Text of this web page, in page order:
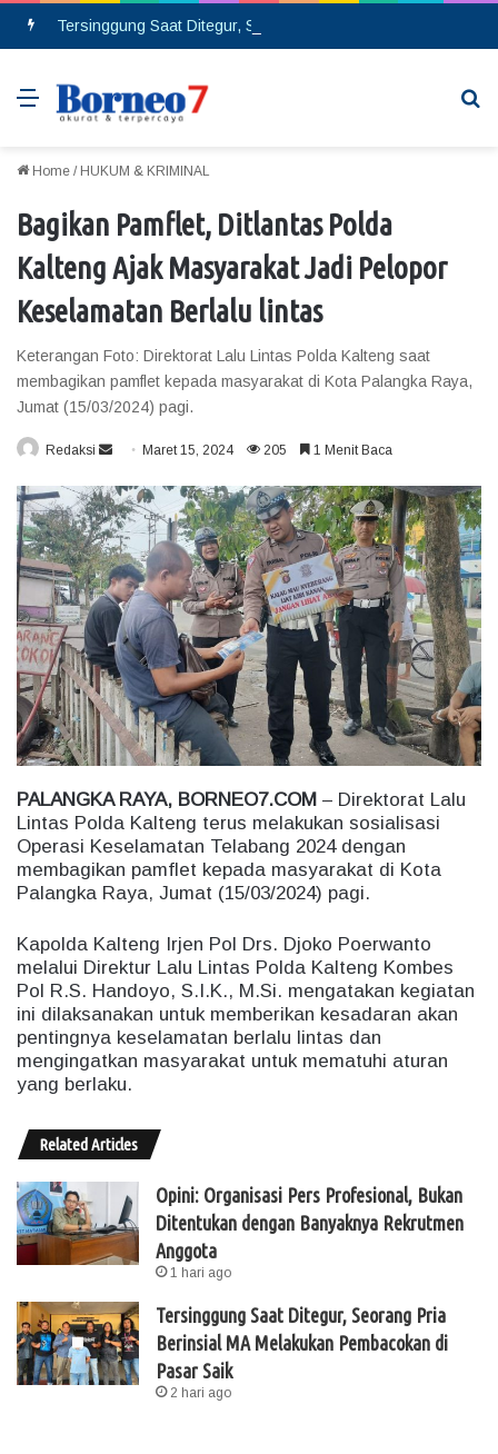
Menu
Home / HUKUM & KRIMINAL
Bagikan Pamflet, Ditlantas Polda
Kalteng Ajak Masyarakat Jadi Pelopor
Keselamatan Berlalu lintas
Keterangan Foto: Direktorat Lalu Lintas Polda Kalteng saat
membagikan pamflet kepada masyarakat di Kota Palangka Raya,
Jumat (15/03/2024) pagi.
Redaksi
n
d
a
n
e
m
a
i
l
Maret 15, 2024 205 1 Menit Baca
PALANGKA RAYA, BORNEO7.COM – Direktorat Lalu
Lintas Polda Kalteng terus melakukan sosialisasi
Operasi Keselamatan Telabang 2024 dengan
membagikan pamflet kepada masyarakat di Kota
Palangka Raya, Jumat (15/03/2024) pagi.
Kapolda Kalteng Irjen Pol Drs. Djoko Poerwanto
melalui Direktur Lalu Lintas Polda Kalteng Kombes
Pol R.S. Handoyo, S.I.K., M.Si. mengatakan kegiatan
ini dilaksanakan untuk memberikan kesadaran akan
pentingnya keselamatan berlalu lintas dan
mengingatkan masyarakat untuk mematuhi aturan
yang berlaku.
Related Articles
Opini: Organisasi Pers Profesional, Bukan
Ditentukan dengan Banyaknya Rekrutmen
Anggota
1 hari ago
Tersinggung Saat Ditegur, Seorang Pria
Berinsial MA Melakukan Pembacokan di
Pasar Saik
2 hari ago